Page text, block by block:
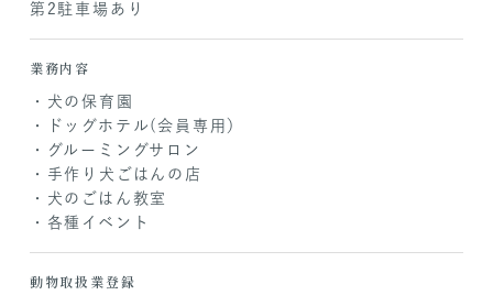
第2駐車場あり
業務内容
・犬の保育園
・ドッグホテル(会員専用）
・グルーミングサロン
・手作り犬ごはんの店
・犬のごはん教室
・各種イベント
動物取扱業登録